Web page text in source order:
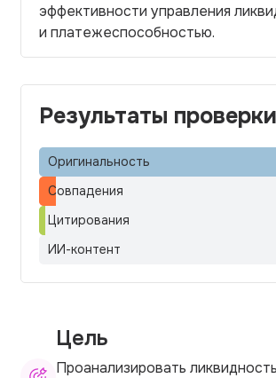
эффективности управления
и платежеспособностью.
Результаты проверки
Оригинальность
Совпадения
Цитирования
ИИ-контент
Цель
Проанализировать